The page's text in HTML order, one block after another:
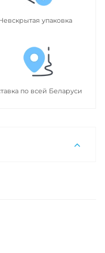
упаковка
по всей Беларуси